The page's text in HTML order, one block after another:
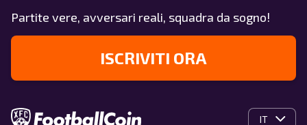
Partite vere, avversari reali, squadra da sogno!
ISCRIVITI ORA
IT